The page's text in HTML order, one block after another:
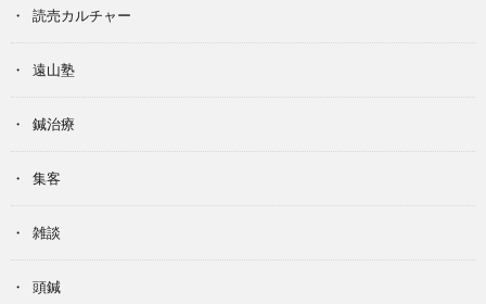
読売カルチャー
遠山塾
鍼治療
集客
雑談
頭鍼